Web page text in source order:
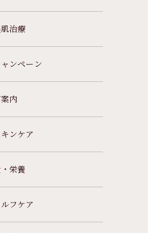
治療
ンペーン
内
ンケア
栄養
フケア